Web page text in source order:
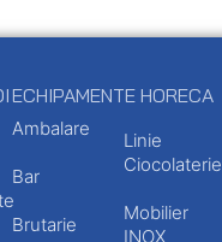
ECHIPAMENTE HORECA
Ambalare
Bar
Brutarie
Linie
Ciocolaterie
Mobilier
INOX